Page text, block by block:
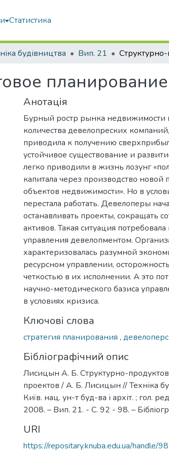
Статистика
будівництва Вип. 21
Анотація
Бурный ростр рынка недвижимости
количества девелопреских
приводила к получению
устойчивое существование и
легко приводили в жизнь лозунг
капитала через производство новой
объектов недвижимости». Но в
перестала работать. Девелоперы
останавливать проекты, сокращать
активов. Такая ситуация
управления девелопментом.
характеризовалась разумной
ресурсном управлении,
четкостью в их исполнении. А это
научно-методического базиса
в условиях кризиса.
Ключові слова
стратегия планирования ,
Бібліографічний опис
Лисицын А. Б. Структурно-
проектов / А. Б. Лисицын // Техніка
Київ. нац. ун-т буд-ва і архіт. ; гол.
2008. – Вип. 21. - С. 92 - 98. –
URI
https://repositary.knuba.edu.ua/handle/